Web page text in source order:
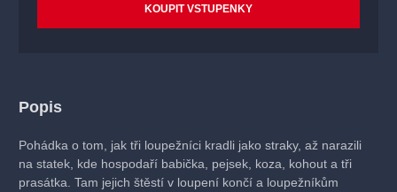
KOUPIT VSTUPENKY
Popis
Pohádka o tom, jak tři loupežníci kradli jako straky, až narazili
na statek, kde hospodaří babička, pejsek, koza, kohout a tři
prasátka. Tam jejich štěstí v loupení končí a loupežníkům